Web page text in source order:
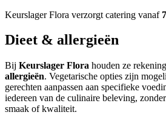
Keurslager Flora verzorgt catering vanaf
Dieet & allergieën
Bij Keurslager Flora houden ze
allergieën. Vegetarische opties zijn
gerechten aanpassen aan specifieke
iedereen van de culinaire beleving,
smaak of kwaliteit.